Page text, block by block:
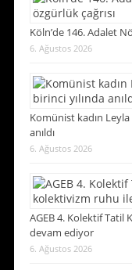
Köln’de 146. Adalet
6. Ağustos 2026
Komünist kadın
anıldı
6. Ağustos 2026
AGEB 4. Kolektif Tatil
devam ediyor
6. Ağustos 2026